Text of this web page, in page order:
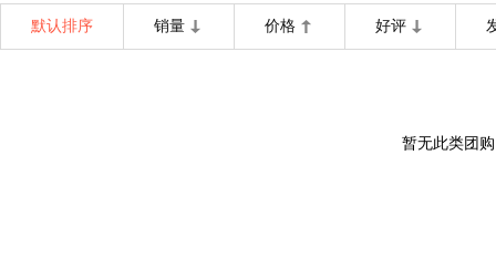
默认排序 销量 价格 好评
暂无此类团